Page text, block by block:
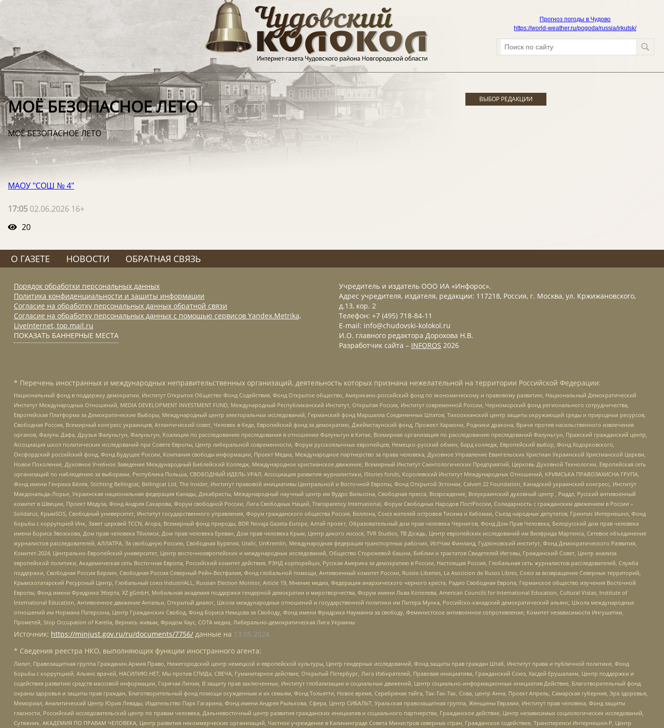
Прогноз погоды в Чудово
https://world-weather.ru/pogoda/russia/irkutsk/
МОЁ БЕЗОПАСНОЕ ЛЕТО
МОЁ БЕЗОПАСНОЕ ЛЕТО
МАОУ "СОШ № 4"
17:05 02.06.2026 16+
20
ВЫБОР РЕДАКЦИИ
О ГАЗЕТЕ НОВОСТИ ОБРАТНАЯ СВЯЗЬ
Порядок обработки персональных данных
Политика конфиденциальности и защиты информации
Согласие на обработку персональных данных обратной связи
Согласие на обработку персональных данных с помощью сервисов Yandex.Metrika,
LiveInternet, top.mail.ru
ПОКАЗАТЬ БАННЕРНЫЕ МЕСТА
Учредитель и издатель ООО ИА «Инфорос».
Адрес учредителя, издателя, редакции: 117218, Россия, г. Москва, ул. Кржижановского,
д.13, кор. 2
Телефон: +7 (495) 718-84-11
E-mail: info@chudovski-kolokol.ru
И.О. главного редактора Дорохова Н.В.
Разработчик сайта – INFOROS 2026
* Перечень иностранных и международных неправительственных организаций, деятельность которых признана нежелательной на территории Российской Федерации:
Национальный фонд в поддержку демократии, Институт Открытое Общество Фонд Содействия, Фонд Открытое общество, Американо-российский фонд по экономическому и правовому развитию, Национальный Демократический
Институт Международных Отношений, MEDIA DEVELOPMENT INVESTMENT FUND, Международный Республиканский Институт, Открытая Россия, Институт современной России, Черноморский фонд регионального сотрудничества,
Европейская Платформа за Демократические Выборы, Международный центр электоральных исследований, Германский фонд Маршалла Соединенных Штатов, Тихоокеанский центр защиты окружающей среды и природных ресурсов,
Свободная Россия, Всемирный конгресс украинцев, Атлантический совет, Человек в беде, Европейский фонд за демократию, Джеймстаунский фонд, Прожект Хармони, Родники дракона, Врачи против насильственного извлечения
органов, Фалунь Дафа, Друзья Фалуньгун, Фалуньгун, Коалиция по расследованию преследования в отношении Фалуньгун в Китае, Всемирная организация по расследованию преследований Фалуньгун, Пражский гражданский центр,
Ассоциация школ политических исследований при Совете Европы, Центр либеральной современности, Форум русскоязычных европейцев, Немецко-русский обмен, Бард колледж, Европейский выбор, Фонд Ходорковского,
Оксфордский российский фонд, Фонд Будущее России, Компания свободы информации, Проект Медиа, Международное партнерство за права человека, Духовное Управление Евангельских Христиан Украинской Христианской Церкви,
Новое Поколение, Духовное Учебное Заведение Международный Библейский Колледж, Международное христианское движение, Всемирный Институт Саентологических Предприятий, Церковь Духовной Технологии, Европейская сеть
организаций по наблюдению за выборами, Республика Польша, СВОБОДНЫЙ ИДЕЛЬ-УРАЛ, Ассоциация развития журналистики, IStories fonds, Королевский Институт Международных Отношений, КРИМСЬКА ПРАВОЗАХИСНА ГРУПА,
Фонд имени Генриха Бёлля, Stichting Bellingcat, Bellingcat Ltd, The Insider, Институт правовой инициативы Центральной и Восточной Европы, Фонд Открытой Эстонии, Calvert 22 Foundation, Канадский украинский конгресс, Институт
Макдональда-Лорье, Украинская национальная федерация Канады, Декабристы, Международный научный центр им Вудро Вильсона, Свободная пресса, Возрождение, Всеукраинский духовный центр , Риддл, Русский антивоенный
комитет в Швеции, Проект Медуза, Фонд Андрея Сахарова, Форум свободной России, Лига Свободных Наций, Transparеncy International, Форум Свободных Народов ПостРоссии, Солидарность с гражданским движением в России –
Solidarus, КрымSOS, Свободный университет, Институт государственного управления, Форум гражданского общества Россия, Беллона, Союз жителей островов Тисима и Хабомаи, Съезд народных депутатов, Гринпис Интернешнл, Фонд
борьбы с коррупцией Инк, Завет церквей TCCN, Агора, Всемирный фонд природы, BDR Novaja Gazeta-Europe, Алтай проект, Образовательный дом прав человека Чернигов, Фонд Дом Прав Человека, Белорусский дом прав человека
имени Бориса Звозскова, Дом прав человека Тбилиси, Дом прав человека Ереван, Дом прав человека Крым, Центр дикого лосося, TVR Studios, ТВ Дождь, Центр европейских исследований им Вилфрида Мартенса, Сетевое объединение
журналистов расследователей, АЛЛАТРА, За свободную Россию, Свободная Бурятия, Uralic, UnKremlin, Международная федерация транспортных рабочих, ИстЧам Финланд, Гудзоновский институт, Фонд Демократического Развития,
Комитет-2024, Центрально-Европейский университет, Центр восточноевропейских и международных исследований, Общество Сторожевой башни, Библии и трактатов Свидетелей Иеговы, Гражданский Совет, Центр анализа
европейской политики, Академическая сеть Восточная Европа, Российский комитет действия, РЭНД корпорейшн, Русская Америка за демократию в России, Настоящая Россия, Глобальная сеть журналистов-расследователей, Служба
поддержки, Свободная Россия Берлин, Свободная Россия Северный Рейн-Вестфалия, Фонд глобальной помощи, Антивоенный комитет России, Russie-Libertes, La Asocicion de Rusos Libres, Союз за возвращение Северных территорий,
Крымскотатарский Ресурсный Центр, Глобальный союз IndustriALL, Russian Election Monitor, Article 19, Мнение медиа, Федерация анархического черного креста, Радио Свободная Европа, Германское общество изучения Восточной
Европы, Фонд имени Фридриха Эберта, XZ gGmbH, Мобильная академия поддержки гендерной демократии и миротворчества, Форум имени Льва Копелева, American Councils for International Education, Cultural Vistas, Institute of
International Education, Антивоенное движение Антальи, Открытый диалог, Школа международных отношений и государственной политики им Питера Мунка, Российско-канадский демократический альянс, Школа международных
отношений им Нормана Патерсона, Центр Гражданских Свобод, Фонд Бориса Немцова за Свободу, Фонд имени Фридриха Науманна за свободу, Феминистское антивоенное сопротивление, Комитет независимости Ингушетии,
Прометей, Stop Occupation of Karelia, Вернись живым, Фридом Хаус, СОТА медиа, Либерально-демократическая Лига Украины
Источник: https://minjust.gov.ru/ru/documents/7756/ данные на 13.05.2024
* Сведения реестра НКО, выполняющих функции иностранного агента:
Лилит, Правозащитная группа Гражданин.Армия.Право, Нижегородский центр немецкой и европейской культуры, Центр гендерных исследований, Фонд защиты прав граждан Штаб, Институт права и публичной политики, Фонд
борьбы с коррупцией, Альянс врачей, НАСИЛИЮ.НЕТ, Мы против СПИДа, СВЕЧА, Гуманитарное действие, Открытый Петербург, Лига Избирателей, Правовая инициатива, Гражданский Союз, Хасдей Ерушалаим, Центр поддержки и
содействия развитию средств массовой информации, Горячая Линия, В защиту прав заключенных, Институт глобализации и социальных движений, Центр социально-информационных инициатив Действие, Благотворительный фонд
охраны здоровья и защиты прав граждан, Благотворительный фонд помощи осужденным и их семьям, Фонд Тольятти, Новое время, Серебряная тайга, Так-Так-Так, Сова, центр Анна, Проект Апрель, Самарская губерния, Эра здоровья,
Мемориал, Аналитический Центр Юрия Левады, Издательство Парк Гагарина, Фонд имени Андрея Рылькова, Сфера, Центр СИБАЛЬТ, Уральская правозащитная группа, Женщины Евразии, Институт прав человека, Фонд защиты
гласности, Российский исследовательский центр по правам человека, Дальневосточный центр развития гражданских инициатив и социального партнерства, Гражданское действие, Центр независимых социологических исследований,
Сутяжник, АКАДЕМИЯ ПО ПРАВАМ ЧЕЛОВЕКА, Центр развития некоммерческих организаций, Частное учреждение в Калининграде Совета Министров северных стран, Гражданское содействие, Трансперенси Интернешнл-Р, Центр